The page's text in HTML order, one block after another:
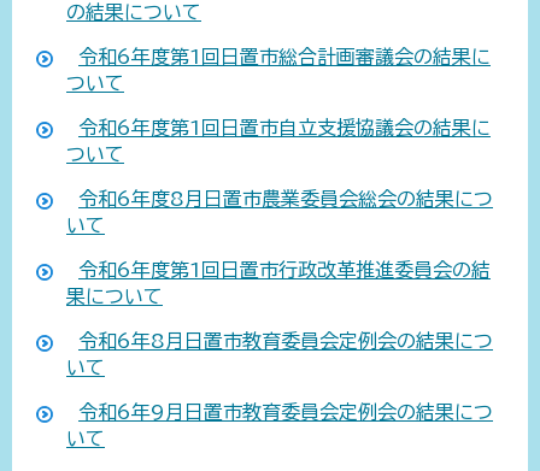
の結果について
令和6年度第1回日置市総合計画審議会の結果に
ついて
令和6年度第1回日置市自立支援協議会の結果に
ついて
令和6年度8月日置市農業委員会総会の結果につ
いて
令和6年度第1回日置市行政改革推進委員会の結
果について
令和6年8月日置市教育委員会定例会の結果につ
いて
令和6年9月日置市教育委員会定例会の結果につ
いて